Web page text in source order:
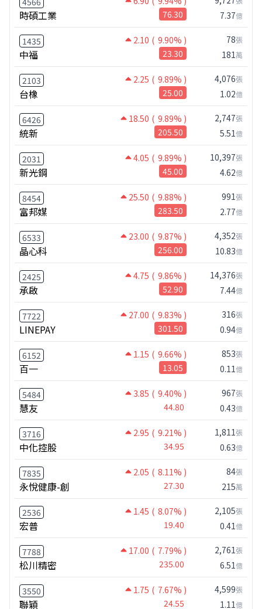
時碩工業 76.30 7.37億
1435 2.10 ( 9.90% )
中福 23.30
78張
181萬
2103 2.25 ( 9.89% )
台橡 25.00
4,076張
1.02億
6426 18.50 ( 9.89% )
統新 205.50
2,747張
5.51億
2031 4.05 ( 9.89% )
新光鋼 45.00
10,397張
4.62億
8454 25.50 ( 9.88% )
富邦媒 283.50
991張
2.77億
6533 23.00 ( 9.87% )
晶心科 256.00
4,352張
10.83億
2425 4.75 ( 9.86% )
承啟 52.90
14,376張
7.44億
7722 27.00 ( 9.83% )
LINEPAY 301.50
316張
0.94億
6152 1.15 ( 9.66% )
百一 13.05
853張
0.11億
5484 3.85 ( 9.40% )
慧友 44.80
967張
0.43億
3716 2.95 ( 9.21% )
中化控股 34.95
1,811張
0.63億
7835 2.05 ( 8.11% )
永悅健康-創 27.30
84張
215萬
2536 1.45 ( 8.07% )
宏普 19.40
2,105張
0.41億
7788 17.00 ( 7.79% )
松川精密 235.00
2,761張
6.51億
3550 1.75 ( 7.67% )
聯穎 24.55
4,599張
1.11億